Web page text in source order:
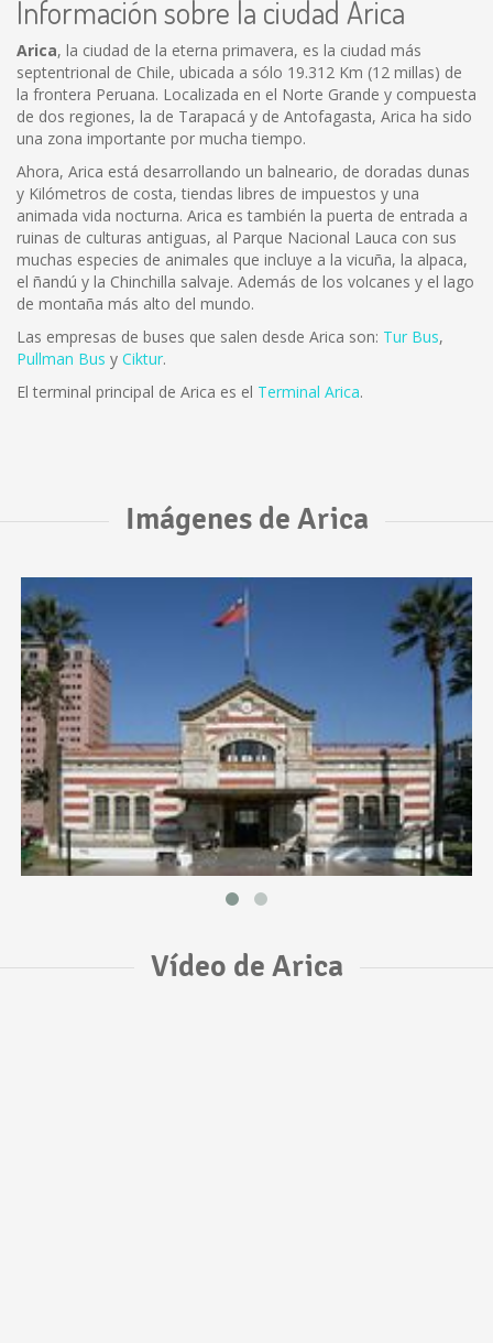
Información sobre la ciudad Arica
Arica, la ciudad de la eterna primavera, es la ciudad más
septentrional de Chile, ubicada a sólo 19.312 Km (12 millas) de
la frontera Peruana. Localizada en el Norte Grande y compuesta
de dos regiones, la de Tarapacá y de Antofagasta, Arica ha sido
una zona importante por mucha tiempo.
Ahora, Arica está desarrollando un balneario, de doradas dunas
y Kilómetros de costa, tiendas libres de impuestos y una
animada vida nocturna. Arica es también la puerta de entrada a
ruinas de culturas antiguas, al Parque Nacional Lauca con sus
muchas especies de animales que incluye a la vicuña, la alpaca,
el ñandú y la Chinchilla salvaje. Además de los volcanes y el lago
de montaña más alto del mundo.
Las empresas de buses que salen desde Arica son: Tur Bus,
Pullman Bus y Ciktur.
El terminal principal de Arica es el Terminal Arica.
Imágenes de Arica
Vídeo de Arica